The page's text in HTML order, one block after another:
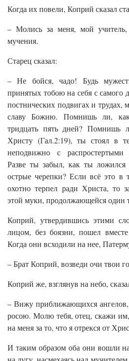
Когда их повели, Коприй сказал
– Молись за меня, мой
мучения.
Старец сказал:
– Не бойся, чадо! Будь
принятых тобою на себя с самого
постнических подвигах и трудах,
славу Божию. Помнишь ли,
тридцать пять дней? Помнишь
Христу (Гал.2:19), ты стоял в
неподвижно с распростертыми
Разве ты забыл, как ты
острые черепки? Если всё это в
охотно терпел ради Христа, то
этой муки, продолжающейся один
Коприй, утвердившись этими
лицом, без боязни, пошел
Когда они всходили на нее,
– Брат Коприй, возведи очи твои
Коприй же, взглянув на небо,
– Вижу приближающихся
росою. Молю тебя, отец, скажи
на меня за то, что я отрекся от
И таким образом оба они вошли